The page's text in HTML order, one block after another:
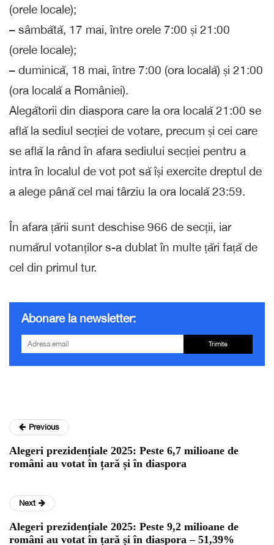
(orele locale);
– sâmbătă, 17 mai, între orele 7:00 și 21:00
(orele locale);
– duminică, 18 mai, între 7:00 (ora locală) și 21:00
(ora locală a României).
Alegătorii din diaspora care la ora locală 21:00 se
află la sediul secției de votare, precum și cei care
se află la rând în afara sediului secției pentru a
intra în localul de vot pot să își exercite dreptul de
a alege până cel mai târziu la ora locală 23:59.
În afara țării sunt deschise 966 de secții, iar
numărul votanților s-a dublat în multe țări față de
cel din primul tur.
Abonare la newsletter:
Trimite
Previous
Alegeri prezidențiale 2025: Peste 6,7 milioane de
români au votat în țară și în diaspora
Next
Alegeri prezidențiale 2025: Peste 9,2 milioane de
români au votat în țară și în diaspora – 51,39%